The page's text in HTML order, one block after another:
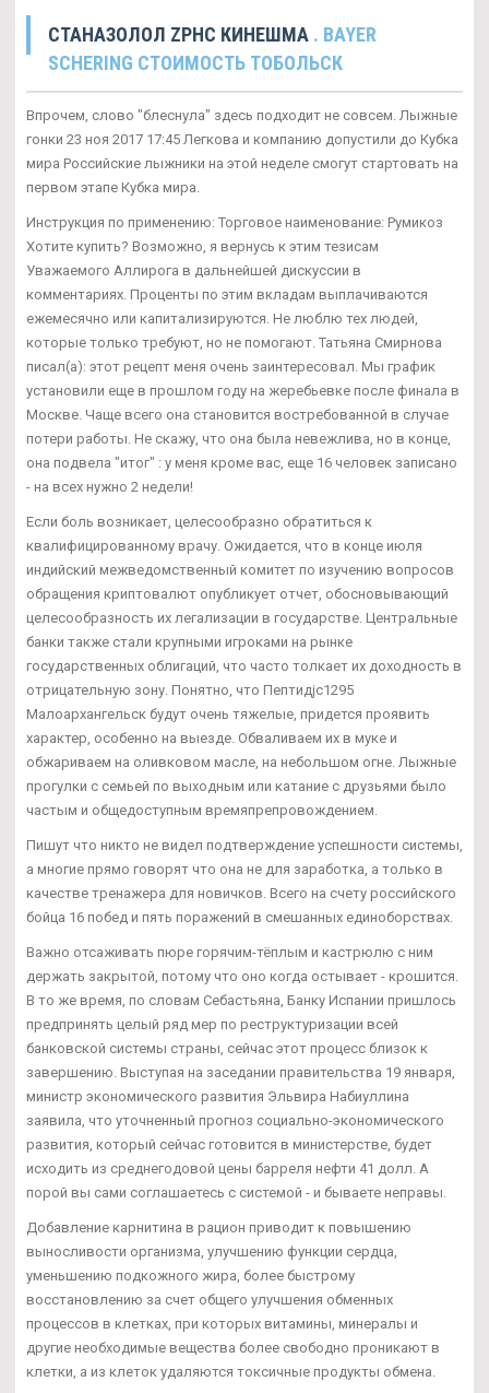
СТАНАЗОЛОЛ ZPHC КИНЕШМА . BAYER
SCHERING СТОИМОСТЬ ТОБОЛЬСК
Впрочем, слово "блеснула" здесь подходит не совсем. Лыжные
гонки 23 ноя 2017 17:45 Легкова и компанию допустили до Кубка
мира Российские лыжники на этой неделе смогут стартовать на
первом этапе Кубка мира.
Инструкция по применению: Торговое наименование: Румикоз
Хотите купить? Возможно, я вернусь к этим тезисам
Уважаемого Аллирога в дальнейшей дискуссии в
комментариях. Проценты по этим вкладам выплачиваются
ежемесячно или капитализируются. Не люблю тех людей,
которые только требуют, но не помогают. Татьяна Смирнова
писал(а): этот рецепт меня очень заинтересовал. Мы график
установили еще в прошлом году на жеребьевке после финала в
Москве. Чаще всего она становится востребованной в случае
потери работы. Не скажу, что она была невежлива, но в конце,
она подвела "итог" : у меня кроме вас, еще 16 человек записано
- на всех нужно 2 недели!
Если боль возникает, целесообразно обратиться к
квалифицированному врачу. Ожидается, что в конце июля
индийский межведомственный комитет по изучению вопросов
обращения криптовалют опубликует отчет, обосновывающий
целесообразность их легализации в государстве. Центральные
банки также стали крупными игроками на рынке
государственных облигаций, что часто толкает их доходность в
отрицательную зону. Понятно, что Пептидjc1295
Малоархангельск будут очень тяжелые, придется проявить
характер, особенно на выезде. Обваливаем их в муке и
обжариваем на оливковом масле, на небольшом огне. Лыжные
прогулки с семьей по выходным или катание с друзьями было
частым и общедоступным времяпрепровождением.
Пишут что никто не видел подтверждение успешности системы,
а многие прямо говорят что она не для заработка, а только в
качестве тренажера для новичков. Всего на счету российского
бойца 16 побед и пять поражений в смешанных единоборствах.
Важно отсаживать пюре горячим-тёплым и кастрюлю с ним
держать закрытой, потому что оно когда остывает - крошится.
В то же время, по словам Себастьяна, Банку Испании пришлось
предпринять целый ряд мер по реструктуризации всей
банковской системы страны, сейчас этот процесс близок к
завершению. Выступая на заседании правительства 19 января,
министр экономического развития Эльвира Набиуллина
заявила, что уточненный прогноз социально-экономического
развития, который сейчас готовится в министерстве, будет
исходить из среднегодовой цены барреля нефти 41 долл. А
порой вы сами соглашаетесь с системой - и бываете неправы.
Добавление карнитина в рацион приводит к повышению
выносливости организма, улучшению функции сердца,
уменьшению подкожного жира, более быстрому
восстановлению за счет общего улучшения обменных
процессов в клетках, при которых витамины, минералы и
другие необходимые вещества более свободно проникают в
клетки, а из клеток удаляются токсичные продукты обмена.